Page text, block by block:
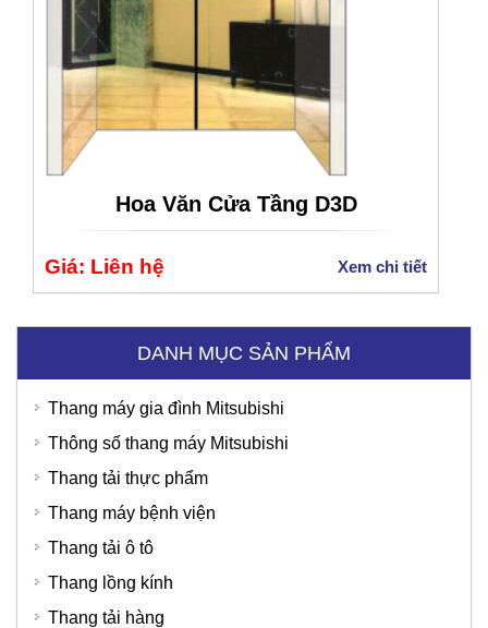
Hoa Văn Cửa Tầng D3D
Giá: Liên hệ Xem chi tiết
DANH MỤC SẢN PHẨM
Thang máy gia đình Mitsubishi
Thông số thang máy Mitsubishi
Thang tải thực phẩm
Thang máy bệnh viện
Thang tải ô tô
Thang lồng kính
Thang tải hàng